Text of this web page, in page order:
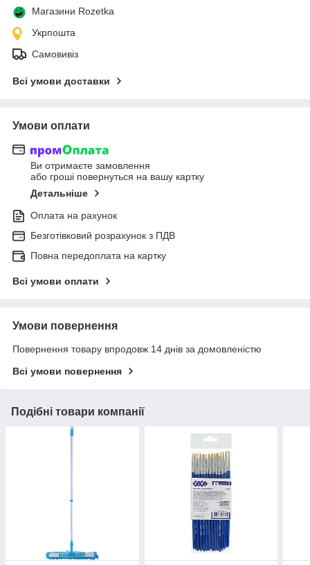
Магазини Rozetka
Укрпошта
Самовивіз
Всі умови доставки
Умови оплати
Ви отримаєте замовлення
або гроші повернуться на вашу картку
Детальніше
Оплата на рахунок
Безготівковий розрахунок з ПДВ
Повна передоплата на картку
Всі умови оплати
Умови повернення
Повернення товару впродовж 14 днів за домовленістю
Всі умови повернення
Подібні товари компанії